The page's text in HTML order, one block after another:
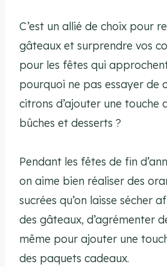
C’est un allié de choix pour
gâteaux et surprendre vos
pour les fêtes qui
pourquoi ne pas essayer de
citrons d’ajouter une touche
bûches et desserts ?
Pendant les fêtes de fin
on aime bien réaliser des
sucrées qu’on laisse sécher
des gâteaux, d’agrémenter
même pour ajouter une
des paquets cadeaux.